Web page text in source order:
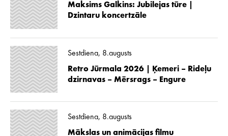
Maksims Galkins: Jubilejas tūre |
Dzintaru koncertzāle
Sestdiena, 8.augusts
Retro Jūrmala 2026 | Ķemeri – Rideļu
dzirnavas – Mērsrags – Engure
Sestdiena, 8.augusts
Mākslas un animācijas filmu